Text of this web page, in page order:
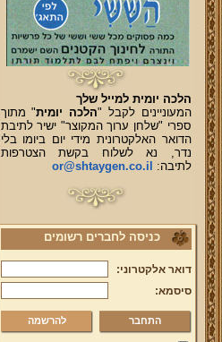
הלכה יומית למייל שלך
המעוניינים לקבל "הלכה יומית" מתוך
ספרי "שלחן ערוך המקוצר" ישיר לתיבת
הדואר האלקטרונית מידי יום ביומו בלי
נדר, נא לשלוח בקשת הצטרפות
לתיבה:
or@shtaygen.co.il
כניסה לחברים רשומים
דואר אלקטרוני:
סיסמא:
להרשמה